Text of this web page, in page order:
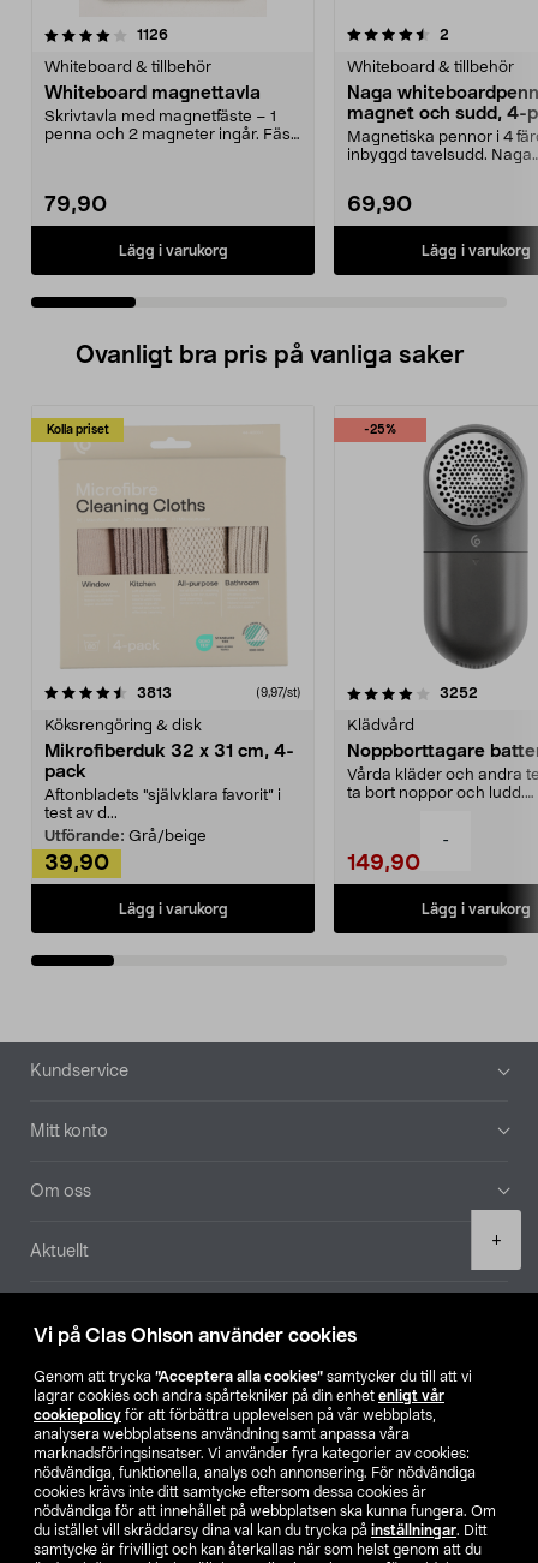
Vi på Clas Ohlson använder cookies
Genom att trycka ”Acceptera alla cookies” samtycker du till att vi
lagrar cookies och andra spårtekniker på din enhet enligt vår
cookiepolicy för att förbättra upplevelsen på vår webbplats,
analysera webbplatsens användning samt anpassa våra
marknadsföringsinsatser. Vi använder fyra kategorier av cookies:
nödvändiga, funktionella, analys och annonsering. För nödvändiga
cookies krävs inte ditt samtycke eftersom dessa cookies är
nödvändiga för att innehållet på webbplatsen ska kunna fungera. Om
du istället vill skräddarsy dina val kan du trycka på inställningar. Ditt
samtycke är frivilligt och kan återkallas när som helst genom att du
-
+
1126recensioner
Whiteboard & tillbehör
Whiteboard magnettavla
Skrivtavla med magnetfäste – 1
penna och 2 magneter ingår. Fäst
79,90
Lägg i varukorg
4.5 av 5 stjärnor 2
Whiteboard & tillbehör
Naga
magnet och sudd, 4-
Magnetiska pennor i 4
inbyggd tavelsudd. Naga
69,90
Lägg i varukorg
4.5 av 5 stjärnor
Ovanligt bra pris på vanliga saker
Kolla priset
3813 (9,97/st)
Köksrengöring & disk
Mikrofiberduk 32 x 31 cm, 4-
pack
Aftonbladets "självklara favorit” i
test av d...
Utförande: Grå/beige
39,90
Lägg i varukorg
-25%
4.0av 5 stjärnor 3252
Klädvård
Noppborttagare
Vårda kläder och andra
ta bort noppor och ludd.
149,90
Lägg i varukorg
4.5av 5 stjärnor
Sidfot
Kundservice
Mitt konto
Om oss
Aktuellt
Hitta butik
SE NO FI